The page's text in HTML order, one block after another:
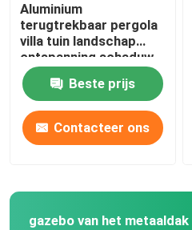
Chinese Stijl Gazebo
Openluchthardtop Gazebo
Aluminium tuinhuisje
Aluminiumlatwerk
Aluminium
terugtrekbaar pergola
villa tuin landschap
ontspanning schaduw
pergola
Beste prijs
Contacteer ons
gazebo van het metaaldak